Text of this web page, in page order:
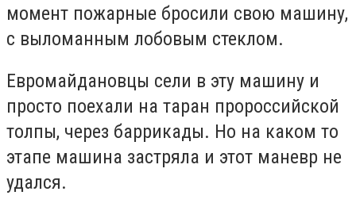
момент пожарные бросили свою машину,
с выломанным лобовым стеклом.
Евромайдановцы сели в эту машину и
просто поехали на таран пророссийской
толпы, через баррикады. Но на каком то
этапе машина застряла и этот маневр не
удался.